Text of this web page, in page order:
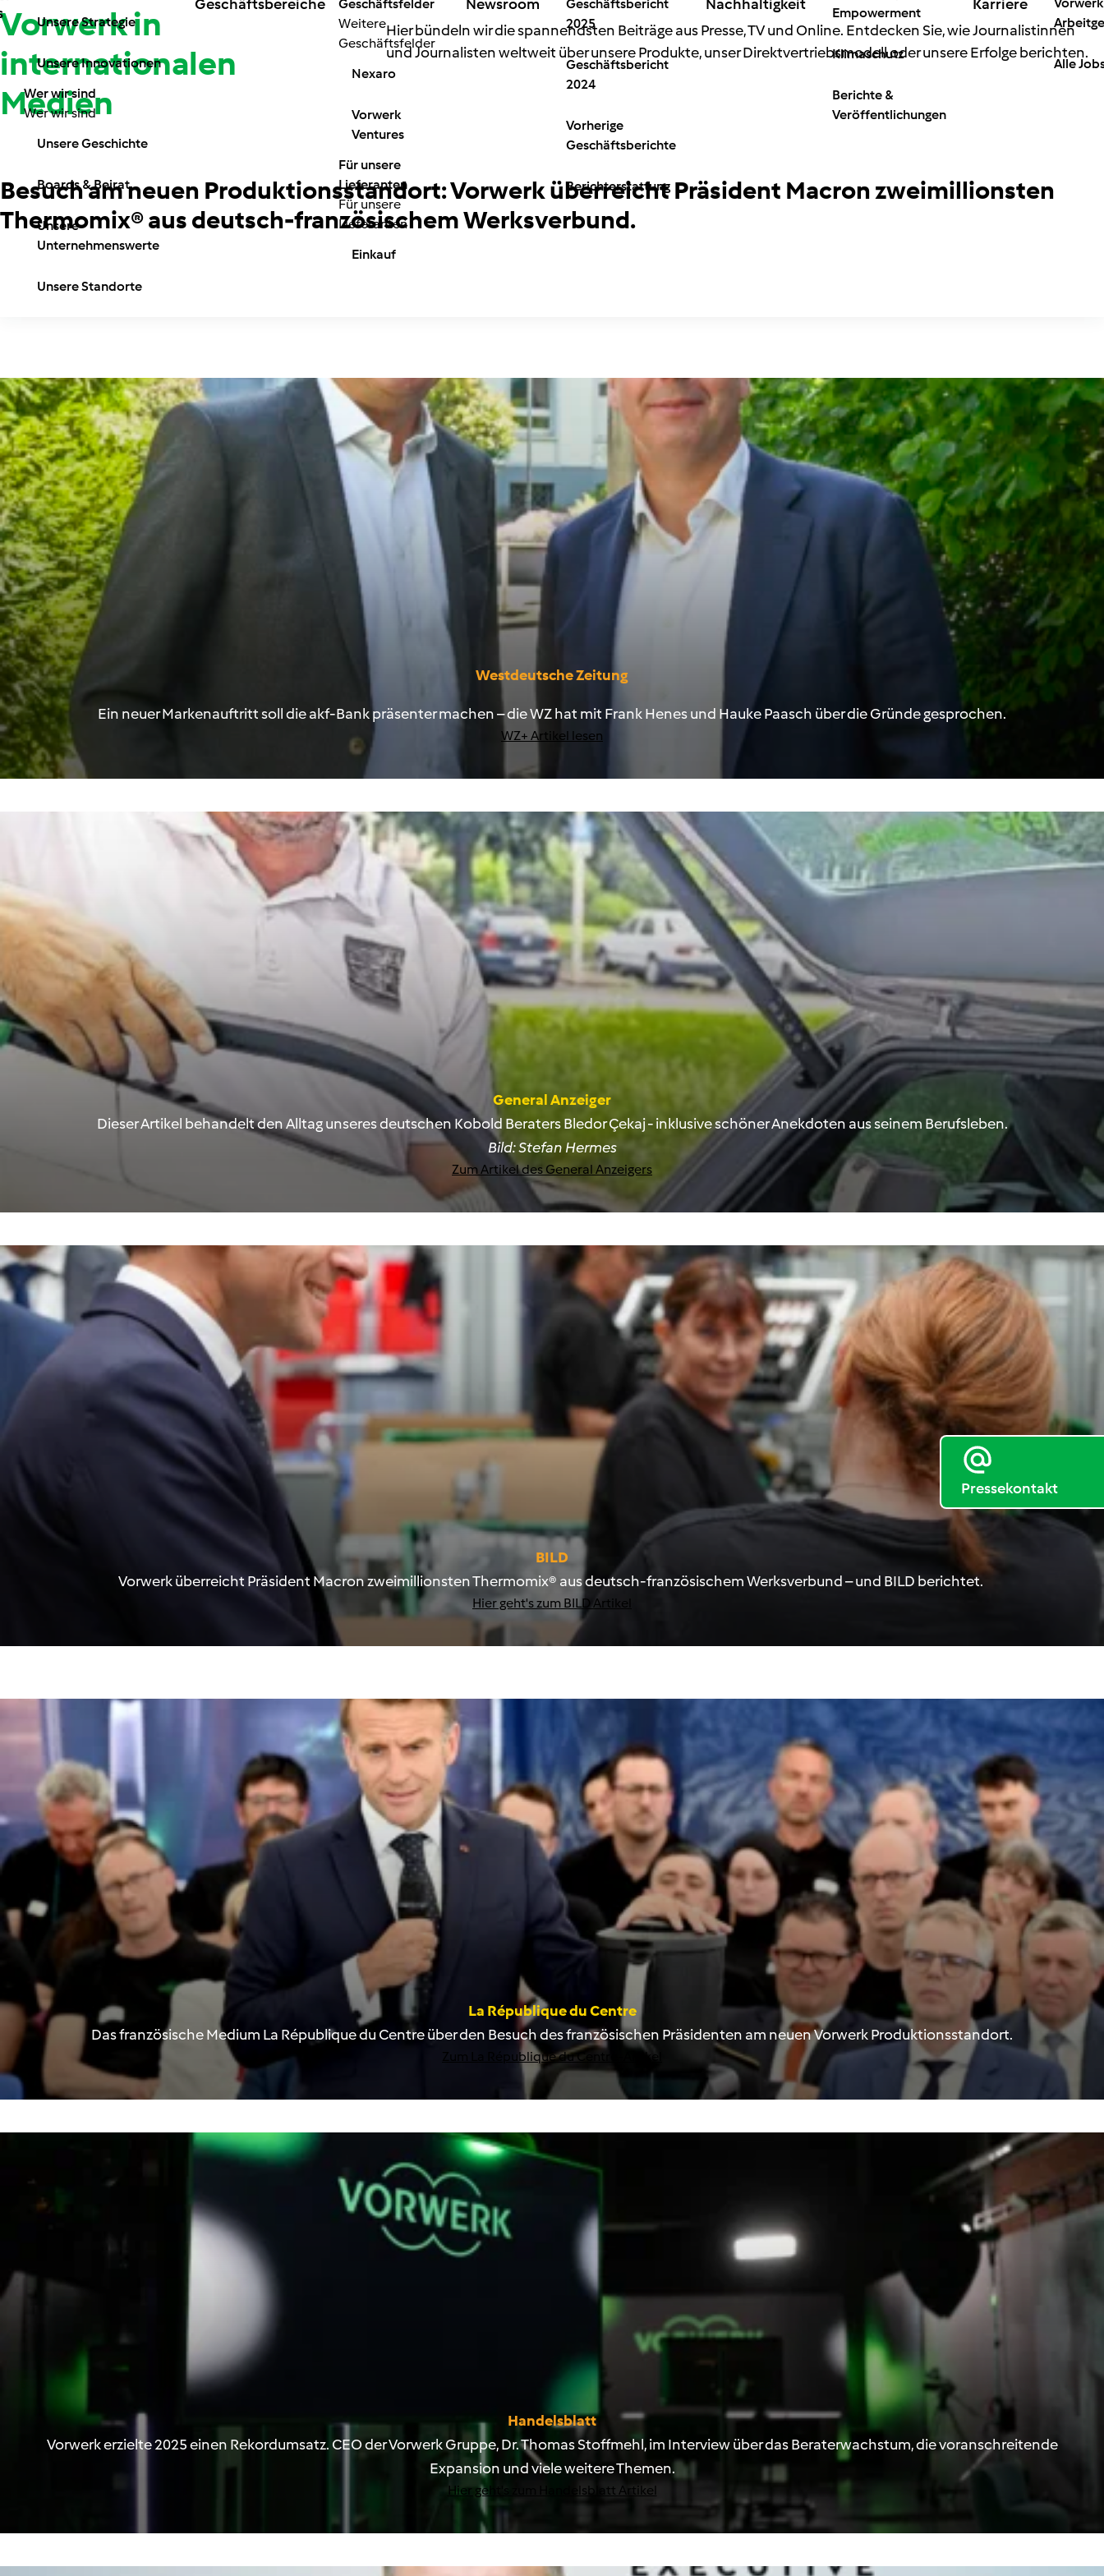
Unsere Strategie
Unsere Innovationen
Wer wir sind
Wer wir sind
Unsere Geschichte
Boards & Beirat
Unsere
Unternehmenswerte
Unsere Standorte
Geschäftsbereiche
Geschäftsfelder
Weitere
Geschäftsfelder
Nexaro
Vorwerk
Ventures
Für unsere
Lieferanten
Für unsere
Lieferanten
Einkauf
Newsroom
Geschäftsbericht
2025
Geschäftsbericht
2024
Vorherige
Geschäftsberichte
Berichterstattung
Nachhaltigkeit
Empowerment
Klimaschutz
Berichte &
Veröffentlichungen
Karriere
Alle
Vorwerk in
internationalen
Medien
Hier bündeln wir die spannendsten Beiträge aus Presse, TV und Online. Entdecken Sie, wie Journalistinnen
und Journalisten weltweit über unsere Produkte, unser Direktvertriebsmodell oder unsere Erfolge berichten.
Besuch am neuen Produktionsstandort: Vorwerk überreicht Präsident Macron zweimillionsten
Thermomix® aus deutsch-französischem Werksverbund.
Westdeutsche Zeitung
Ein neuer Markenauftritt soll die akf-Bank präsenter machen – die WZ hat mit Frank Henes und Hauke Paasch über die Gründe gesprochen.
WZ+ Artikel lesen
General Anzeiger
Dieser Artikel behandelt den Alltag unseres deutschen Kobold Beraters Bledor Çekaj - inklusive schöner Anekdoten aus seinem Berufsleben.
Bild: Stefan Hermes
Zum Artikel des General Anzeigers
BILD
Vorwerk überreicht Präsident Macron zweimillionsten Thermomix® aus deutsch-französischem Werksverbund–und BILD berichtet.
Hier geht's zum BILD Artikel
La République du Centre
Das französische Medium La République du Centre über den Besuch des französischen Präsidenten am neuen Vorwerk Produktionsstandort.
Zum La République du Centre-Artikel
Handelsblatt
Vorwerk erzielte 2025 einen Rekordumsatz. CEO der Vorwerk Gruppe, Dr. Thomas Stoffmehl, im Interview über das Beraterwachstum, die voranschreitende
Expansion und viele weitere Themen.
Hier geht's zum Handelsblatt Artikel
Pressekontakt